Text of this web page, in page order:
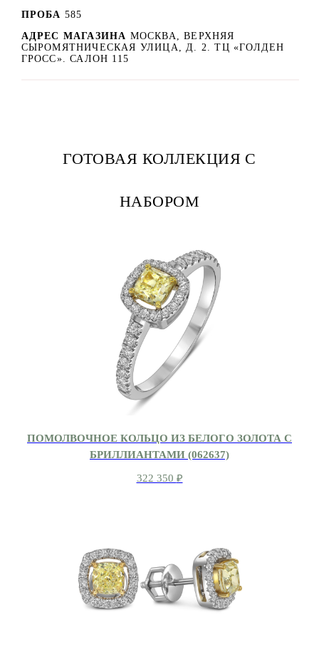
ПРОБА 585
АДРЕС МАГАЗИНА МОСКВА, ВЕРХНЯЯ
СЫРОМЯТНИЧЕСКАЯ УЛИЦА, Д. 2. ТЦ «ГОЛДЕН
ГРОСС». САЛОН 115
ГОТОВАЯ КОЛЛЕКЦИЯ С
НАБОРОМ
ПОМОЛВОЧНОЕ КОЛЬЦО ИЗ БЕЛОГО ЗОЛОТА С
БРИЛЛИАНТАМИ (062637)
322 350 ₽